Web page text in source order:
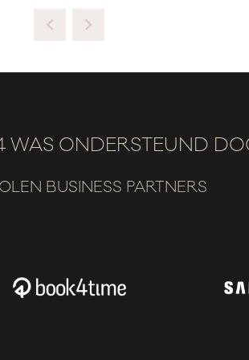
WAS ONDERSTEUND
BUSINESS PARTNERS